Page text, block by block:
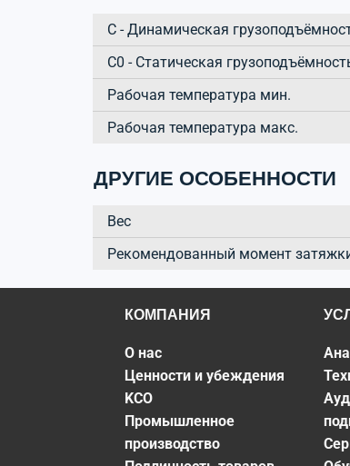
C - Динамическая
C0 - Статическая
Рабочая температура мин.
Рабочая температура макс.
ДРУГИЕ ОСОБЕННОСТИ
Вес
Рекомендованный момент
КОМПАНИЯ
О нас
Ценности и убеждения
KCO
Промышленное
производство